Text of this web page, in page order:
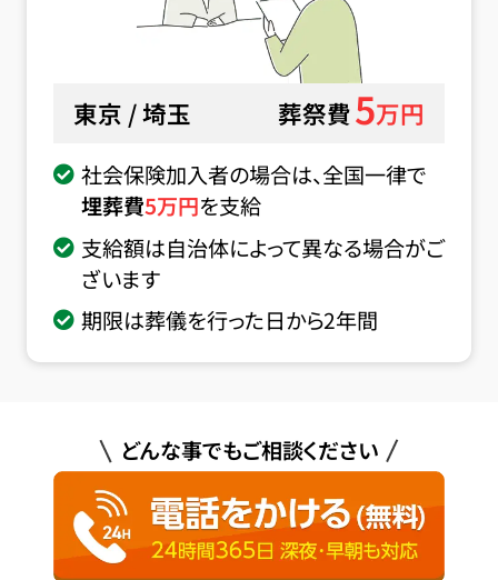
東京 / 埼玉 葬祭費5万円
社会保険加入者の場合は、全国一律で
埋葬費5万円を支給
支給額は自治体によって異なる場合がご
ざいます
期限は葬儀を行った日から2年間
どんな事でもご相談ください